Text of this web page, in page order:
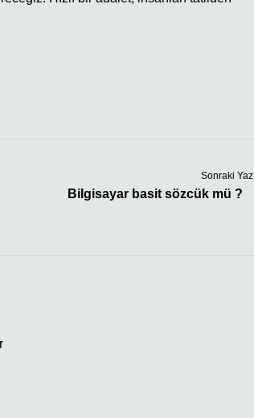
Sonraki
Bilgisayar basit sözcük mü ?